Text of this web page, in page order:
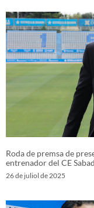
Roda de premsa de
entrenador del CE
26 de juliol de 2025